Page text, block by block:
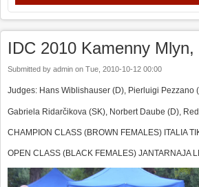
IDC 2010 Kamenny Mlyn,
Submitted by admin on Tue, 2010-10-12 00:00
Judges: Hans Wiblishauser (D), Pierluigi Pezzano
Gabriela Ridarčikova (SK), Norbert Daube (D),
CHAMPION CLASS (BROWN FEMALES) ITALIA
OPEN CLASS (BLACK FEMALES) JANTARNAJA